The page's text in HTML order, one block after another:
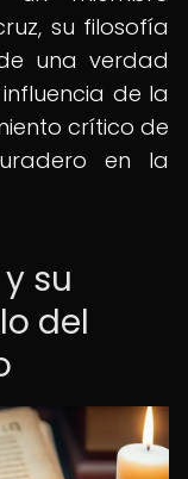
su filosofía
una verdad
de la
crítico de
en la
su
del